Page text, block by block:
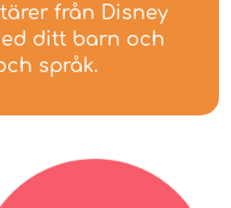
från Disney
ditt barn och
språk.